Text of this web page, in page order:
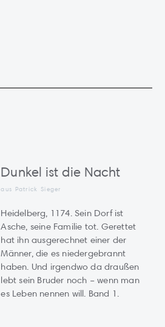
Dunkel ist die Nacht
aus Patrick Sieger
Heidelberg, 1174. Sein Dorf ist
Asche, seine Familie tot. Gerettet
hat ihn ausgerechnet einer der
Männer, die es niedergebrannt
haben. Und irgendwo da draußen
lebt sein Bruder noch – wenn man
es Leben nennen will. Band 1.